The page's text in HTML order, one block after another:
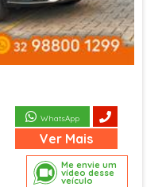
Me envie um
vídeo desse
veículo
WhatsApp
Ver Mais